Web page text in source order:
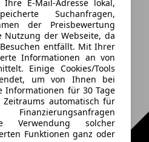
E-Mail-Adresse lokal,
Suchanfragen,
der Preisbewertung
der Webseite, da
entfällt. Mit Ihrer
Informationen an von
Einige Cookies/Tools
um von Ihnen bei
Informationen für 30 Tage
automatisch für
Verwendung solcher
Funktionen ganz oder